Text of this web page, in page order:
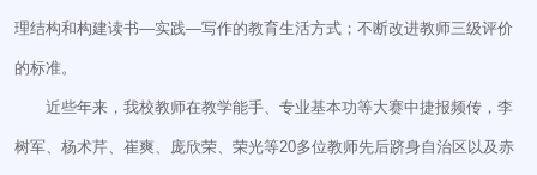
理结构和构建读书—实践—写作的教育生活方式；不断改进教师三级评价
的标准。
近些年来，我校教师在教学能手、专业基本功等大赛中捷报频传，李
树军、杨术芹、崔爽、庞欣荣、荣光等20多位教师先后跻身自治区以及赤